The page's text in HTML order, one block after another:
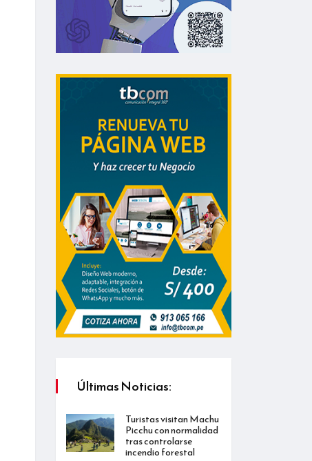
Últimas Noticias:
Turistas visitan Machu
Picchu con normalidad
tras controlarse
incendio forestal